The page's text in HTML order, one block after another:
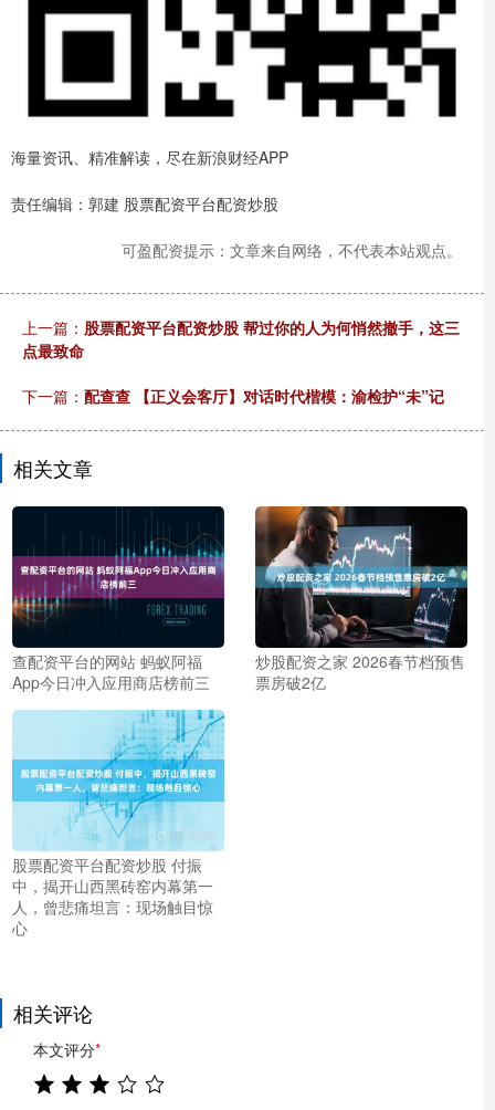
海量资讯、精准解读，尽在新浪财经APP
责任编辑：郭建 股票配资平台配资炒股
可盈配资提示：文章来自网络，不代表本站观点。
上一篇： 股票配资平台配资炒股 帮过你的人为何悄然撤手，这三
点最致命
下一篇： 配查查 【正义会客厅】对话时代楷模：渝检护“未”记
相关文章
查配资平台的网站 蚂蚁阿福
App今日冲入应用商店榜前三
炒股配资之家 2026春节档预售
票房破2亿
股票配资平台配资炒股 付振
中，揭开山西黑砖窑内幕第一
人，曾悲痛坦言：现场触目惊
心
相关评论
本文评分*